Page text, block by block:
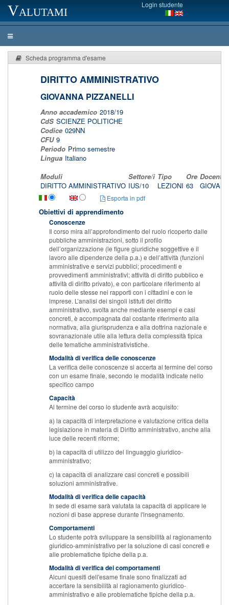
Valutami Login studente
Scheda programma d'esame
DIRITTO AMMINISTRATIVO
GIOVANNA PIZZANELLI
Anno accademico 2018/19
CdS SCIENZE POLITICHE
Codice 029NN
CFU 9
Periodo Primo semestre
Lingua Italiano
Moduli
Settore/i Tipo Ore Docente/i
DIRITTO AMMINISTRATIVO IUS/10 LEZIONI 63
Esporta in pdf
Obiettivi di apprendimento
Conoscenze
Il corso mira all’approfondimento del ruolo ricoperto dalle
pubbliche amministrazioni, sotto il profilo
dell’organizzazione (le figure giuridiche soggettive e il
lavoro alle dipendenze della p.a.) e dell’attività (funzioni
amministrative e servizi pubblici; procedimenti e
provvedimenti amministrativi; attività di diritto pubblico e
attività di diritto privato), e con particolare riferimento al
ruolo delle stesse nei rapporti con i cittadini e con le
imprese. L’analisi dei singoli istituti del diritto
amministrativo, svolta anche mediante esempi e casi
concreti, è accompagnata dal costante riferimento alla
normativa, alla giurisprudenza e alla dottrina nazionale e
sovranazionale utile alla lettura della complessità tipica
delle tematiche amministrativistiche.
Modalità di verifica delle conoscenze
La verifica delle conoscenze si accerta al termine del corso
con un esame finale, secondo le modalità indicate nello
specifico campo
Capacità
Al termine del corso lo studente avrà acquisito:
a) la capacità di interpretazione e valutazione critica della
legislazione in materia di Diritto amministrativo, anche alla
luce delle recenti riforme;
b) la capacità di utilizzo del linguaggio giuridico-
amministrativo;
c) la capacità di analizzare casi concreti e possibili
soluzioni amministrative.
Modalità di verifica delle capacità
In sede di esame sarà valutata la capacità di applicare le
nozioni di base apprese durante l'insegnamento.
Comportamenti
Lo studente potrà sviluppare la sensibilità al ragionamento
giuridico-amministrativo per la soluzione di casi concreti e
alle problematiche tipiche della p.a.
Modalità di verifica dei comportamenti
Alcuni quesiti dell'esame finale sono finalizzati ad
accertare la sensibilità al ragionamento giuridico-
amministrativo e alle problematiche tipiche della p.a.